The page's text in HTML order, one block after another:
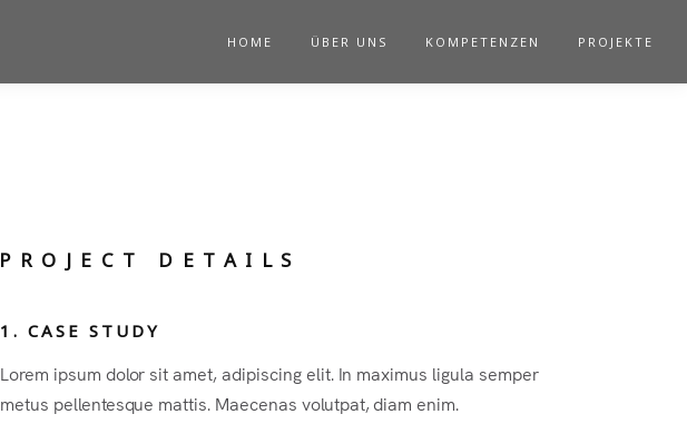
HOME ÜBER UNS KOMPETENZEN PROJEKTE
PROJECT DETAILS
1. CASE STUDY
Lorem ipsum dolor sit amet, adipiscing elit. In maximus ligula semper
metus pellentesque mattis. Maecenas volutpat, diam enim.